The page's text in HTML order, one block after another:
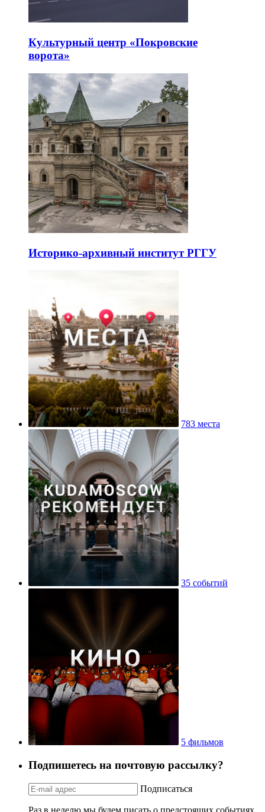
Культурный центр «Покровские
ворота»
Историко-архивный институт РГГУ
783 места
35 событий
5 фильмов
Подпишетесь на почтовую рассылку?
Подписаться
Раз в неделю мы будем писать о предстоящих событиях